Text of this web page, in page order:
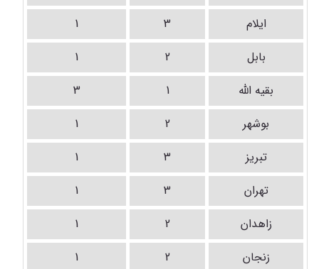
ایلام
3
1
بابل
2
1
بقیه الله
1
3
بوشهر
2
1
تبریز
3
1
تهران
3
1
زاهدان
2
1
زنجان
2
1